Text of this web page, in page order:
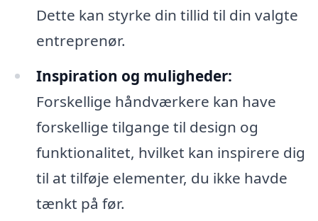
Dette kan styrke din tillid til din valgte
entreprenør.
Inspiration og muligheder:
Forskellige håndværkere kan have
forskellige tilgange til design og
funktionalitet, hvilket kan inspirere dig
til at tilføje elementer, du ikke havde
tænkt på før.